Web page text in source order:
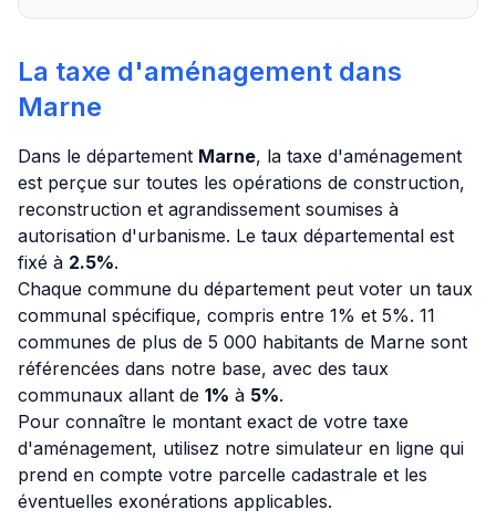
La taxe d'aménagement dans
Marne
Dans le département Marne, la taxe d'aménagement
est perçue sur toutes les opérations de construction,
reconstruction et agrandissement soumises à
autorisation d'urbanisme. Le taux départemental est
fixé à 2.5%.
Chaque commune du département peut voter un taux
communal spécifique, compris entre 1% et 5%. 11
communes de plus de 5 000 habitants de Marne sont
référencées dans notre base, avec des taux
communaux allant de 1% à 5%.
Pour connaître le montant exact de votre taxe
d'aménagement, utilisez notre simulateur en ligne qui
prend en compte votre parcelle cadastrale et les
éventuelles exonérations applicables.